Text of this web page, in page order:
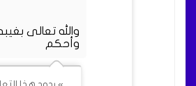
والله تعالى
وأحكم